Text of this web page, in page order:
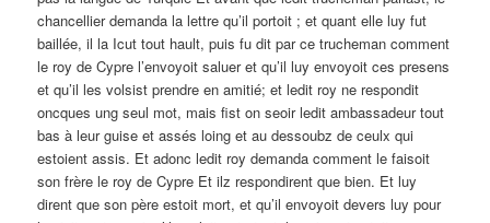
chancellier demanda la lettre qu’il portoit ; et quant elle luy fut
baillée, il la Icut tout hault, puis fu dit par ce trucheman comment
le roy de Cypre l’envoyoit saluer et qu’il luy envoyoit ces presens
et qu’il les volsist prendre en amitié; et ledit roy ne respondit
oncques ung seul mot, mais fist on seoir ledit ambassadeur tout
bas à leur guise et assés loing et au dessoubz de ceulx qui
estoient assis. Et adonc ledit roy demanda comment le faisoit
son frère le roy de Cypre Et ilz respondirent que bien. Et luy
dirent que son père estoit mort, et qu’il envoyoit devers luy pour